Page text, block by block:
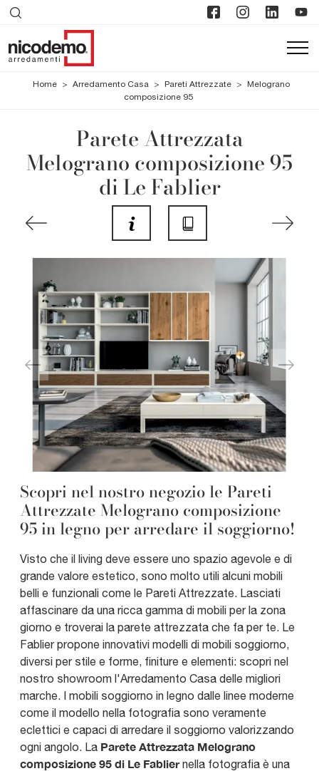
Home > Arredamento Casa > Pareti Attrezzate > Melograno
composizione 95
Parete Attrezzata
Melograno composizione 95
di Le Fablier
Scopri nel nostro negozio le Pareti
Attrezzate Melograno composizione
95 in legno per arredare il soggiorno!
Visto che il living deve essere uno spazio agevole e di
grande valore estetico, sono molto utili alcuni mobili
belli e funzionali come le Pareti Attrezzate. Lasciati
affascinare da una ricca gamma di mobili per la zona
giorno e troverai la parete attrezzata che fa per te. Le
Fablier propone innovativi modelli di mobili soggiorno,
diversi per stile e forme, finiture e elementi: scopri nel
nostro showroom l'Arredamento Casa delle migliori
marche. I mobili soggiorno in legno dalle linee moderne
come il modello nella fotografia sono veramente
eclettici e capaci di arredare il soggiorno valorizzando
ogni angolo. La Parete Attrezzata Melograno
composizione 95 di Le Fabliernella fotografia è una